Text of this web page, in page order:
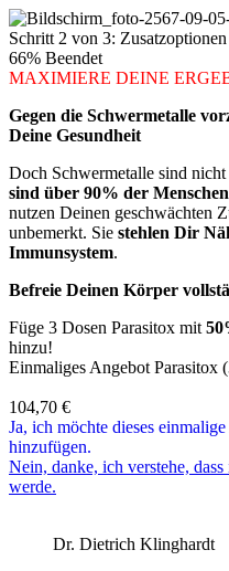
Schritt 2 von 3:
66% Beendet
MAXIMIERE DEINE
Gegen die Schwermetalle
Deine Gesundheit
Doch Schwermetalle sind
sind über 90% der
nutzen Deinen geschwächten
unbemerkt. Sie stehlen Dir
Immunsystem.
Befreie Deinen Körper
Füge 3 Dosen Parasitox mit
hinzu!
Einmaliges Angebot Parasitox
104,70 €
Ja, ich möchte dieses
hinzufügen.
Nein, danke, ich verstehe,
werde.
Dr. Dietrich Klinghardt